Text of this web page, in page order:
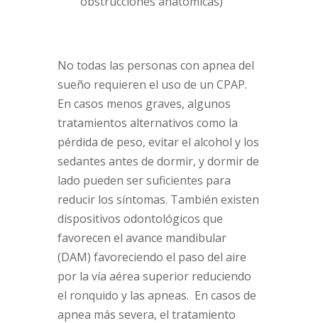
No todas las personas con apnea del
sueño requieren el uso de un CPAP.
En casos menos graves, algunos
tratamientos alternativos como la
pérdida de peso, evitar el alcohol y los
sedantes antes de dormir, y dormir de
lado pueden ser suficientes para
reducir los síntomas. También existen
dispositivos odontológicos que
favorecen el avance mandibular
(DAM) favoreciendo el paso del aire
por la vía aérea superior reduciendo
el ronquido y las apneas. En casos de
apnea más severa, el tratamiento